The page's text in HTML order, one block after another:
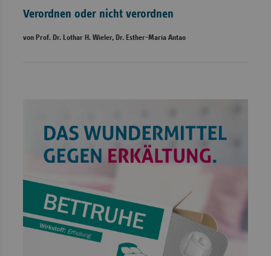
Verordnen oder nicht verordnen
von Prof. Dr. Lothar H. Wieler, Dr. Esther-Maria Antao